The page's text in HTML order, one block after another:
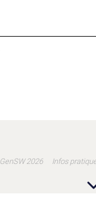
GenSW 2026 Infos